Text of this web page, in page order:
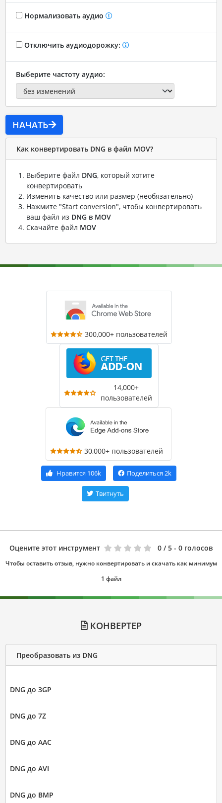
Нормализовать аудио
Отключить аудиодорожку:
Выберите частоту аудио:
НАЧАТЬ
Как конвертировать DNG в файл MOV?
Выберите файл DNG, который хотите
конвертировать
Изменить качество или размер (необязательно)
Нажмите "Start conversion", чтобы конвертировать
ваш файл из DNG в MOV
Скачайте файл MOV
300,000+ пользователей
14,000+
пользователей
30,000+ пользователей
Нравится 106k Поделиться 2k
Твитнуть
Оцените этот инструмент 0 / 5 - 0 голосов
Чтобы оставить отзыв, нужно конвертировать и скачать как минимум
1 файл
КОНВЕРТЕР
Преобразовать из DNG
DNG до 3GP
DNG до 7Z
DNG до AAC
DNG до AVI
DNG до BMP